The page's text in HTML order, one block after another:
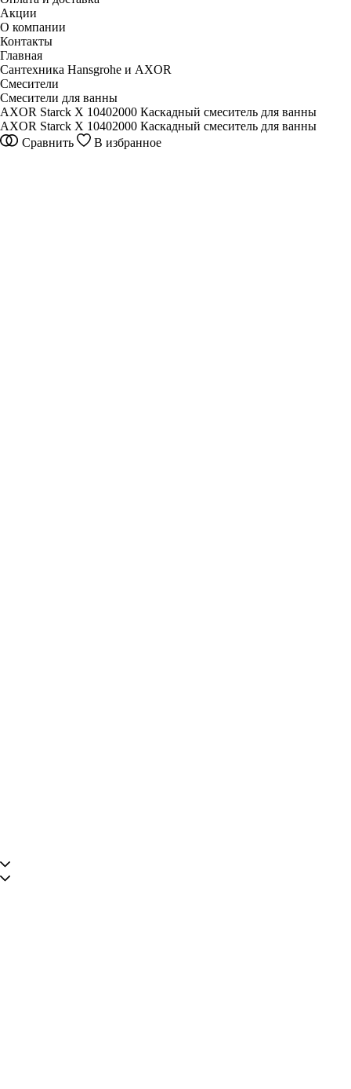
Акции
О компании
Контакты
Главная
Сантехника Hansgrohe и AXOR
Смесители
Смесители для ванны
AXOR Starck X 10402000 Каскадный смеситель для ванны
AXOR Starck X 10402000 Каскадный смеситель для ванны
Сравнить
В избранное